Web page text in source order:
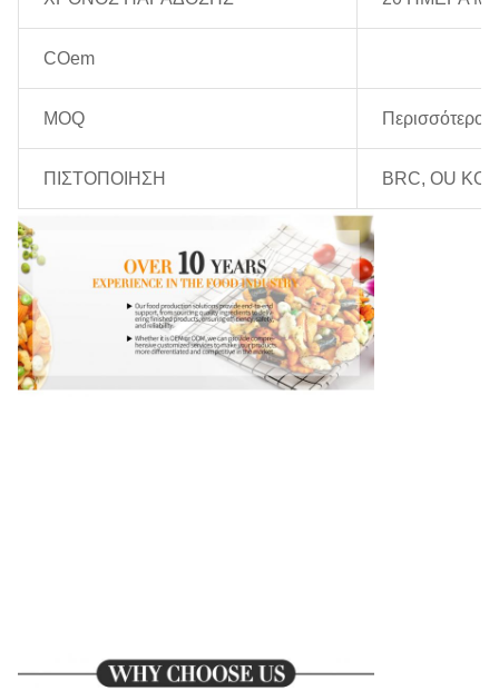
COem
MOQ Περισσότερο
ΠΙΣΤΟΠΟΙΗΣΗ BRC, OU